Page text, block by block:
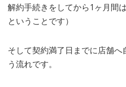
解約手続きをしてから1ヶ月間
ということです）
そして契約満了日までに店舗
う流れです。